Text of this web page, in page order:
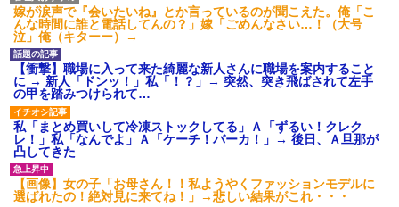
百年の恋12-899 食べた量を
張り合ってくる
【悲報】佐藤輝明・・・２軍
でも盛大にやらかす←あまり悲
しませないでくれ
嫁が涙声で『会いたいね』とか言っているのが聞こえた。俺「こ
んな時間に誰と電話してんの？」嫁「ごめんなさい…！（大号
泣」俺（キターー）→
【衝撃】職場に入って来た綺麗な新人さんに職場を案内すること
に → 新人「ドンッ！」私「！？」→ 突然、突き飛ばされて左手
の甲を踏みつけられて…
私「まとめ買いして冷凍ストックしてる」Ａ「ずるい！クレク
レ！」私「なんでよ」Ａ「ケーチ！バーカ！」→ 後日、Ａ旦那が
凸してきた
【画像】女の子「お母さん！！私ようやくファッションモデルに
選ばれたの！絶対見に来てね！」→悲しい結果がこれ・・・